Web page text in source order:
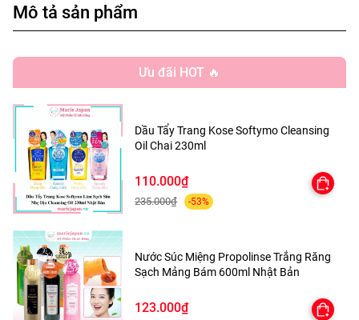
Mô tả sản phẩm
Ưu đãi HOT 🔥
Dầu Tẩy Trang Kose Softymo Cleansing
Oil Chai 230ml
110.000₫
235.000₫ -53%
Nước Súc Miệng Propolinse Trắng Răng
Sạch Mảng Bám 600ml Nhật Bản
123.000₫